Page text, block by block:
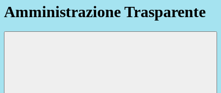
Amministrazione Trasparente